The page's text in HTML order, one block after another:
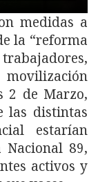
medidas a
la “reforma
2 de Marzo,
las distintas
estarían
89,
activos y